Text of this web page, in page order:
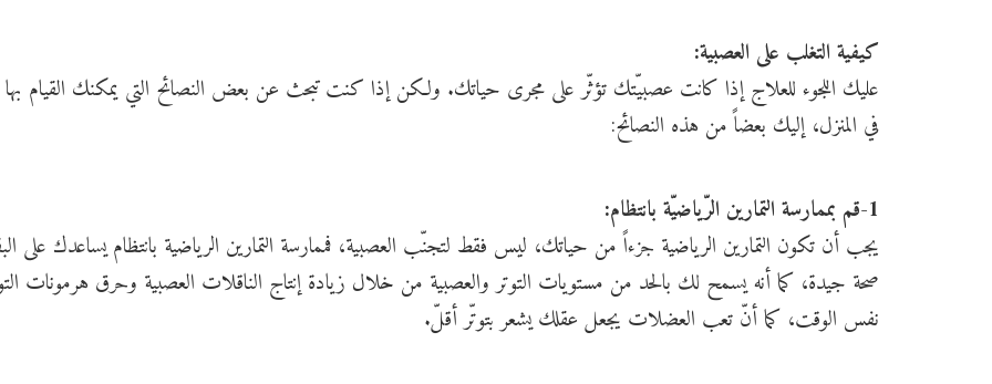
كيفية التغلب على العصبية:
عليك اللجوء للعلاج إذا كانت عصبيّتك تؤثّر على مجرى حياتك. ولكن إذا كنت تبحث عن بعض النصائح التي يمكنك القيام
في المنزل، إليك بعضاً من هذه النصائح:
1-قم بممارسة التمارين الرّياضيّة بانتظام:
يجب أن تكون التمارين الرياضية جزءاً من حياتك، ليس فقط لتجنّب العصبية، فممارسة التمارين الرياضية بانتظام يساعدك على
صحة جيدة، كما أنه يسمح لك بالحد من مستويات التوتر والعصبية من خلال زيادة إنتاج الناقلات العصبية وحرق هرمونات
نفس الوقت، كما أنّ تعب العضلات يجعل عقلك يشعر بتوتّر أقلّ.